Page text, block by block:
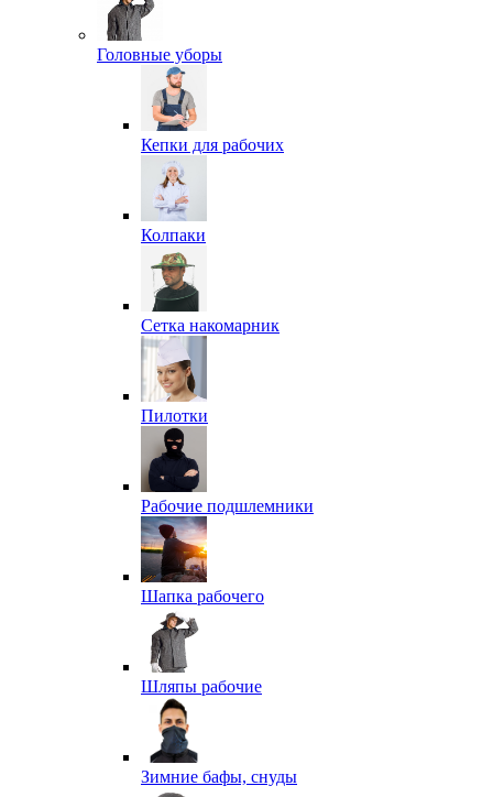
Головные уборы
Кепки для рабочих
Колпаки
Сетка накомарник
Пилотки
Рабочие подшлемники
Шапка рабочего
Шляпы рабочие
Зимние бафы, снуды